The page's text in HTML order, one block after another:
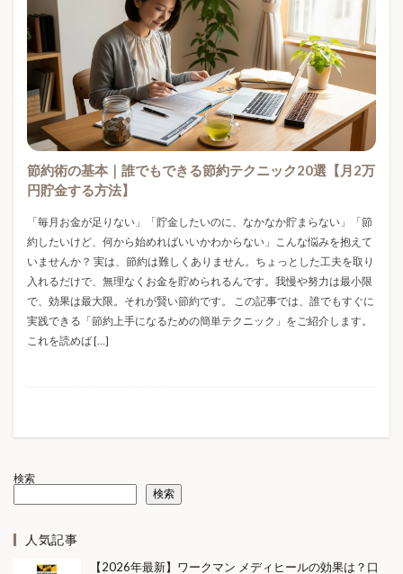
節約術の基本｜誰でもできる節約テクニック20選【月2万
円貯金する方法】
「毎月お金が足りない」「貯金したいのに、なかなか貯まらない」「節
約したいけど、何から始めればいいかわからない」こんな悩みを抱えて
いませんか？ 実は、節約は難しくありません。ちょっとした工夫を取り
入れるだけで、無理なくお金を貯められるんです。我慢や努力は最小限
で、効果は最大限。それが賢い節約です。 この記事では、誰でもすぐに
実践できる「節約上手になるための簡単テクニック」をご紹介します。
これを読めば […]
検索
検索
人気記事
【2026年最新】ワークマン メディヒールの効果は？口
ホワイトデーマナー
ホワイトデーランキング
ホワイトデー人気
ホワイトデー意味
ホワイトデー相場
ボンドロ
ボンボンドロップシール
ボンボンドロップシールどこで買える
ボンボンドロップシールロフト
ボンボンドロップシール入荷
ボンボンドロップシール在庫
ポイ活
ポリフェノール
ポータブル電源
マイナポータル
マイナンバーカード
マイホーム
マクロ経済スライド
マグボトル
マスク選び方
マタニティブルー
モバイルバッテリー容量制限
モバイルバッテリー機内持ち込み2026